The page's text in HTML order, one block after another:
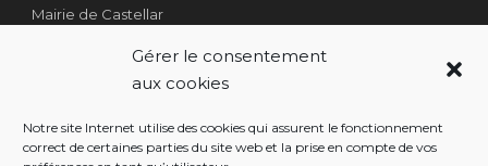
Gérer le consentement
aux cookies
Notre site Internet utilise des cookies qui assurent le fonctionnement
correct de certaines parties du site web et la prise en compte de vos
Mairie de Castellar
Côté Escalier Rue Sarrail
06500 Castellar